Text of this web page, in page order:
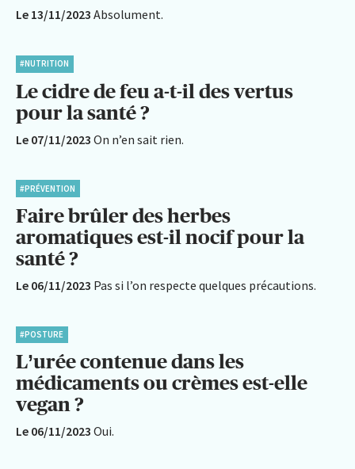
Le 13/11/2023 Absolument.
#NUTRITION
Le cidre de feu a-t-il des vertus
pour la santé ?
Le 07/11/2023 On n’en sait rien.
#PRÉVENTION
Faire brûler des herbes
aromatiques est-il nocif pour la
santé ?
Le 06/11/2023 Pas si l’on respecte quelques précautions.
#POSTURE
L’urée contenue dans les
médicaments ou crèmes est-elle
vegan ?
Le 06/11/2023 Oui.